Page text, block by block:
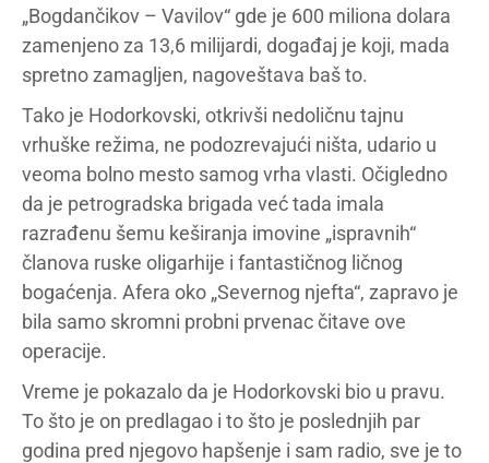
„Bogdančikov – Vavilov“ gde je 600 miliona dolara
zamenjeno za 13,6 milijardi, događaj je koji, mada
spretno zamagljen, nagoveštava baš to.
Tako je Hodorkovski, otkrivši nedoličnu tajnu
vrhuške režima, ne podozrevajući ništa, udario u
veoma bolno mesto samog vrha vlasti. Očigledno
da je petrogradska brigada već tada imala
razrađenu šemu keširanja imovine „ispravnih“
članova ruske oligarhije i fantastičnog ličnog
bogaćenja. Afera oko „Severnog njefta“, zapravo je
bila samo skromni probni prvenac čitave ove
operacije.
Vreme je pokazalo da je Hodorkovski bio u pravu.
To što je on predlagao i to što je poslednjih par
godina pred njegovo hapšenje i sam radio, sve je to